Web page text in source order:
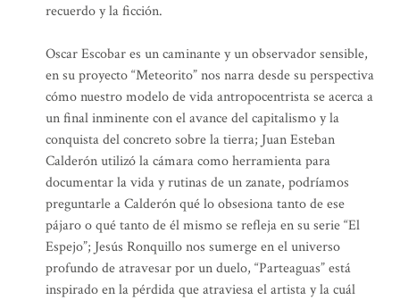
recuerdo y la ficción.
Oscar Escobar es un caminante y un observador sensible,
en su proyecto “Meteorito” nos narra desde su perspectiva
cómo nuestro modelo de vida antropocentrista se acerca a
un final inminente con el avance del capitalismo y la
conquista del concreto sobre la tierra; Juan Esteban
Calderón utilizó la cámara como herramienta para
documentar la vida y rutinas de un zanate, podríamos
preguntarle a Calderón qué lo obsesiona tanto de ese
pájaro o qué tanto de él mismo se refleja en su serie “El
Espejo”; Jesús Ronquillo nos sumerge en el universo
profundo de atravesar por un duelo, “Parteaguas” está
inspirado en la pérdida que atraviesa el artista y la cuál